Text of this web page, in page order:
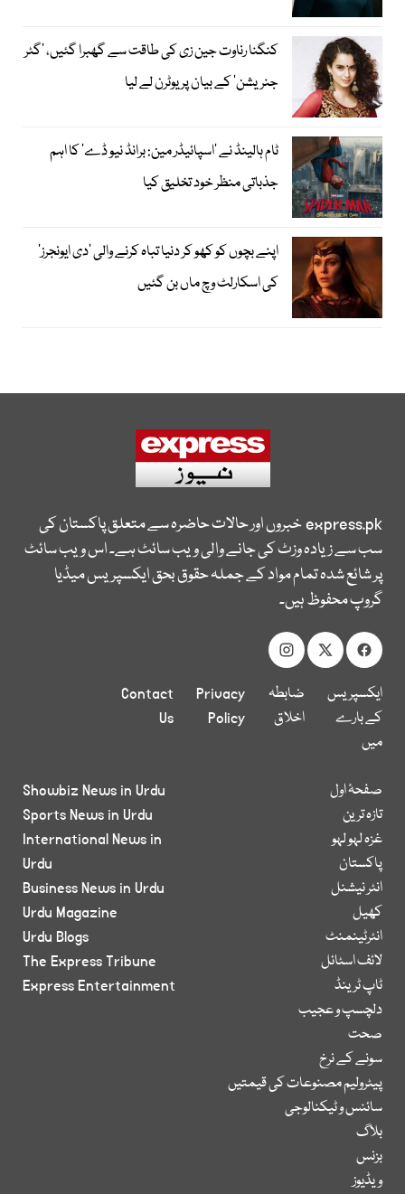
کنگنا رناوت جین زی کی طاقت سے گھبرا گئیں، ’گٹر
جنریشن‘ کے بیان پر یوٹرن لے لیا
ٹام ہالینڈ نے ’اسپائیڈر مین: برانڈ نیو ڈے‘ کا اہم
جذباتی منظر خود تخلیق کیا
اپنے بچوں کو کھو کر دنیا تباہ کرنے والی ’دی ایونجرز‘
کی اسکارلٹ وچ ماں بن گئیں
express.pkخبروں اور حالات حاضرہ سے متعلق پاکستان کی
سب سے زیادہ وزٹ کی جانے والی ویب سائٹ ہے۔ اس ویب سائٹ
پر شائع شدہ تمام مواد کے جملہ حقوق بحق ایکسپریس میڈیا
گروپ محفوظ ہیں۔
ایکسپریس
کے بارے
میں
ضابطہ
اخلاق
Privacy
Policy
Contact
Us
صفحۂ اول
تازہ ترین
غزہ لہو لہو
پاکستان
انٹر نیشنل
کھیل
انٹرٹینمنٹ
لائف اسٹائل
ٹاپ ٹرینڈ
دلچسپ و عجیب
صحت
سونے کے نرخ
پیٹرولیم مصنوعات کی قیمتیں
سائنس و ٹیکنالوجی
بلاگ
بزنس
ویڈیوز
Showbiz News in Urdu
Sports News in Urdu
International News in
Urdu
Business News in Urdu
Urdu Magazine
Urdu Blogs
The Express Tribune
Express Entertainment